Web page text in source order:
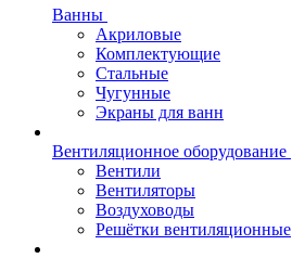
Ванны
Акриловые
Комплектующие
Стальные
Чугунные
Экраны для ванн
Вентиляционное оборудование
Вентили
Вентиляторы
Воздуховоды
Решётки вентиляционные